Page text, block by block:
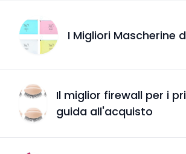
I Migliori Mascherine
Il miglior firewall per i
guida all'acquisto